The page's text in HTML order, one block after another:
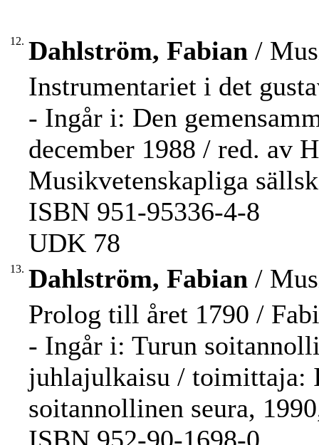
12. Dahlström, Fabian /
Instrumentariet i det
- Ingår i: Den
december 1988 / red. av
Musikvetenskapliga
ISBN 951-95336-4-8
UDK 78
13. Dahlström, Fabian /
Prolog till året 1790 /
- Ingår i: Turun
juhlajulkaisu / toimittaja:
soitannollinen seura,